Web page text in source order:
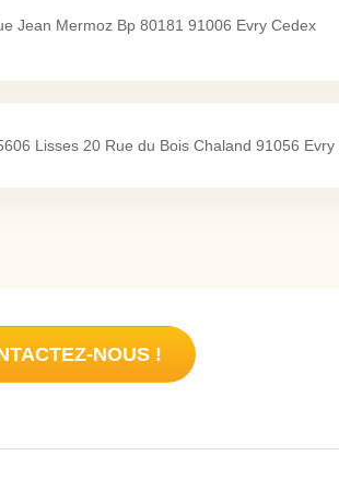
Jean Mermoz Bp 80181 91006 Evry Cedex
Lisses 20 Rue du Bois Chaland 91056 Evry
NOUS !